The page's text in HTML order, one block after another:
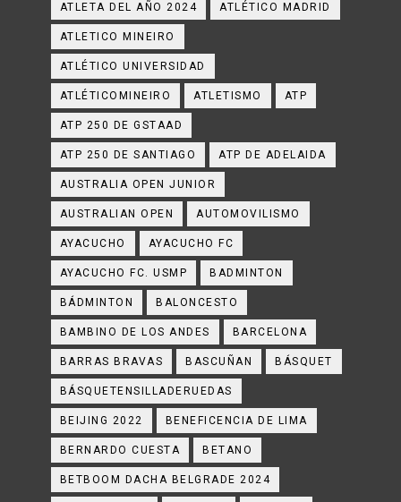
ATLETA DEL AÑO 2024 ATLÉTICO MADRID
ATLETICO MINEIRO
ATLÉTICO UNIVERSIDAD
ATLÉTICOMINEIRO ATLETISMO ATP
ATP 250 DE GSTAAD
ATP 250 DE SANTIAGO ATP DE ADELAIDA
AUSTRALIA OPEN JUNIOR
AUSTRALIAN OPEN AUTOMOVILISMO
AYACUCHO AYACUCHO FC
AYACUCHO FC. USMP BADMINTON
BÁDMINTON BALONCESTO
BAMBINO DE LOS ANDES BARCELONA
BARRAS BRAVAS BASCUÑAN BÁSQUET
BÁSQUETENSILLADERUEDAS
BEIJING 2022 BENEFICENCIA DE LIMA
BERNARDO CUESTA BETANO
BETBOOM DACHA BELGRADE 2024